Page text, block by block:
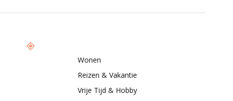
Wonen
Reizen & Vakantie
Vrije Tijd & Hobby